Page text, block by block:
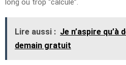
Lire aussi : Je n’aspire qu’à
demain gratuit